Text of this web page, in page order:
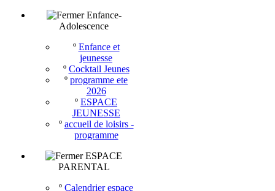
Enfance-
Adolescence
º Enfance et
jeunesse
º Cocktail Jeunes
º programme ete
2026
º ESPACE
JEUNESSE
º accueil de loisirs -
programme
ESPACE
PARENTAL
º Calendrier espace